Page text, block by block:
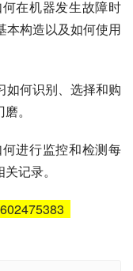
在机器发生故障时
本构造以及如何使用
如何识别、选择和购
。
进行监控和检测每
记录。